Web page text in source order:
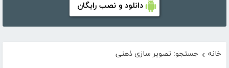
دانلود و نصب رایگان
خانه › جستجو: تصویر سازی ذهنی